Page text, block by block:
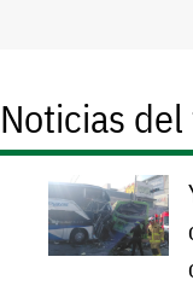
Noticias